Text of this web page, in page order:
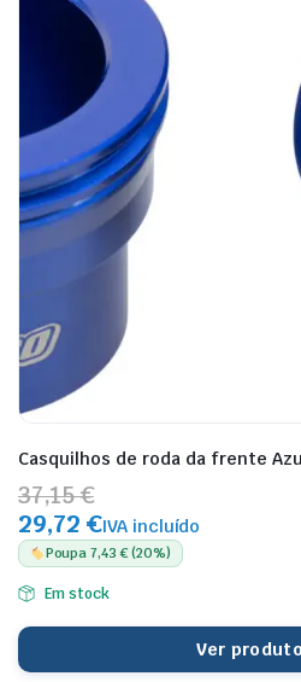
Casquilhos de roda da frente
37,15 €
29,72 €IVA incluído
Poupa 7,43 € (20%)
Em stock
Ver produto